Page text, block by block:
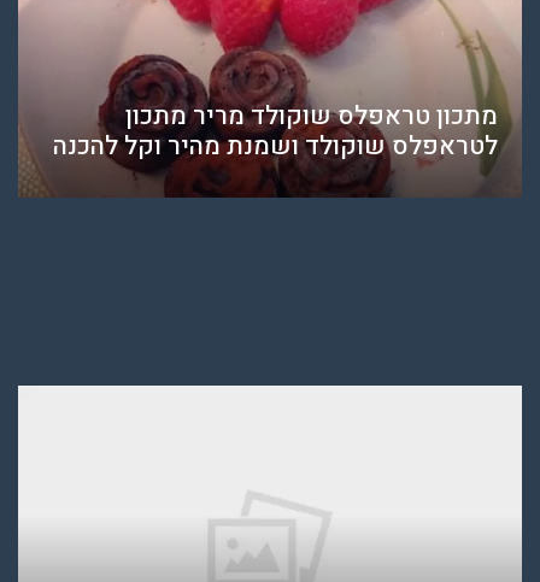
מתכון טראפלס שוקולד מריר מתכון
לטראפלס שוקולד ושמנת מהיר וקל להכנה